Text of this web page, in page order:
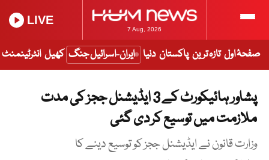
7 Aug, 2026
LIVE
صفحۂ اول تازہ ترین پاکستان دنیا ایران-اسرائیل جنگ کھیل انٹرٹینمنٹ
پشاور ہائیکورٹ کے 3 ایڈیشنل ججز کی مدت
ملازمت میں توسیع کر دی گئی
وزارت قانون نے ایڈیشنل ججز کو توسیع دینے کا